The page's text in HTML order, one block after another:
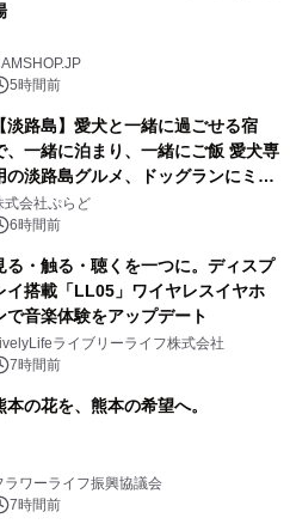
5時間前
【淡路島】愛犬と一緒に過ごせる宿
、一緒に泊まり、一緒にご飯 愛犬専
の淡路島グルメ、ドッグランにミニ
ール グランピングとトレーラーハウ
の2施設で
式会社ぷらど
6時間前
る・触る・聴くを一つに。ディスプ
イ搭載「LL05」ワイヤレスイヤホ
で音楽体験をアップデート
ライブリーライフ株式会社
7時間前
本の花を、熊本の希望へ。
ラワーライフ振興協議会
7時間前